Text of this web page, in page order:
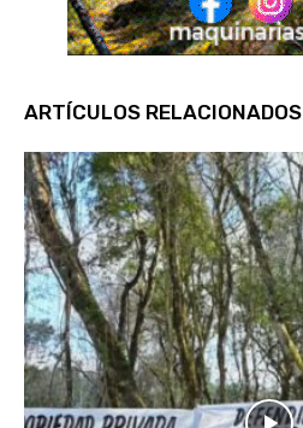
ARTÍCULOS RELACIONADOS